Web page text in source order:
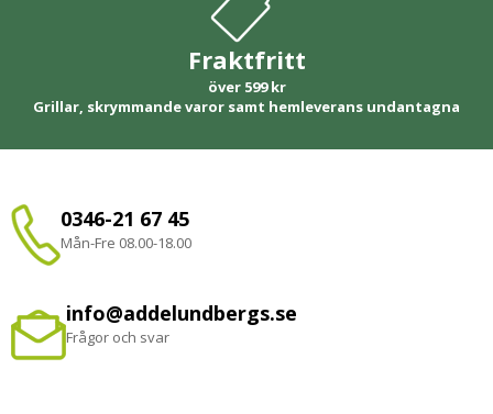
Fraktfritt
över 599 kr
Grillar, skrymmande varor samt hemleverans undantagna
0346-21 67 45
Mån-Fre 08.00-18.00
info@addelundbergs.se
Frågor och svar